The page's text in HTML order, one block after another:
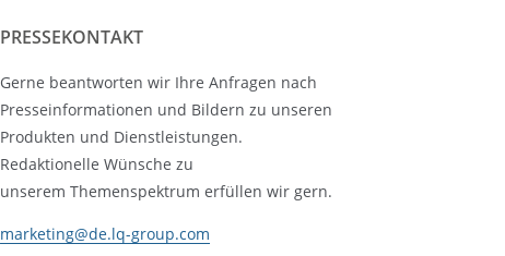
PRESSEKONTAKT
Gerne beantworten wir Ihre Anfragen nach
Presseinformationen und Bildern zu unseren
Produkten und Dienstleistungen.
Redaktionelle Wünsche zu
unserem Themenspektrum erfüllen wir gern.
marketing@de.lq-group.com